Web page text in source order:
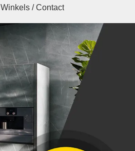
Winkels / Contact